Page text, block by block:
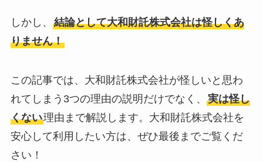
しかし、 結論として大和財託株式会社は怪しくあ
りません！
この記事では、大和財託株式会社が怪しいと思わ
れてしまう3つの理由の説明だけでなく、 実は怪し
くない理由まで解説します。大和財託株式会社を
安心して利用したい方は、ぜひ最後までご覧くだ
さい！